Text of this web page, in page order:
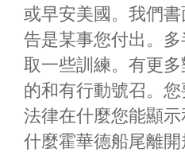
或早安美國。我們
告是某事您付出。
取一些訓練。有更
的和有行動號召。
法律在什麼您能顯
什麼霍華德船尾離